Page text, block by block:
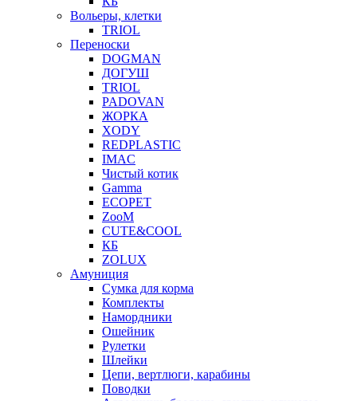
Вольеры, клетки
TRIOL
Переноски
DOGMAN
ДОГУШ
TRIOL
PADOVAN
ЖОРКА
XODY
REDPLASTIC
IMAC
Чистый котик
Gamma
ECOPET
ZooM
CUTE&COOL
КБ
ZOLUX
Амуниция
Сумка для корма
Комплекты
Намордники
Ошейник
Рулетки
Шлейки
Цепи, вертлюги, карабины
Поводки